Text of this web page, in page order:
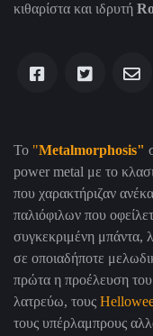
κιθαρίστα και ιδρυτή
Το "Metalmorphosis"
power metal με το
που χαρακτήριζαν
παλιόφιλων που
συγκεκριμένη μπάντα,
σε οποιαδήποτε
πρώτα η προέλευση του
λατρεύω, τους
τους υπέρλαμπρους